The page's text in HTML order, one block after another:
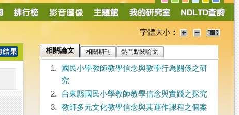
字體大小：
相關論文 相關期刊 熱門點閱論文
1.
國民小學教師教學信念與教學行為關係之研
究
2.
台東縣國民小學教師教學信念與實踐之探究
3.
教師多元文化教學信念與其運作課程之個案